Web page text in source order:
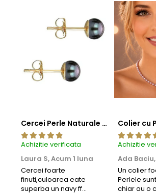
Cercei Perle Naturale Negre 5-6 mm, Buton AAA, Aur 14K (aur 585), Tip Șurub | KASKADDA®
Achizitie verificata
Laura S,Acum 1 luna
Cercei foarte
finuti,culoarea eate
superba un navy ff
Achizitie
Ada Baciu,
Un colier
Perlele
chiar au o